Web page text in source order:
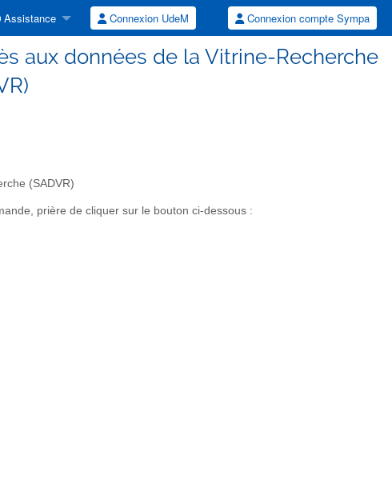
Assistance Connexion UdeM Connexion compte Sympa
aux données de la Vitrine-Recherche
(SADVR)
prière de cliquer sur le bouton ci-dessous :